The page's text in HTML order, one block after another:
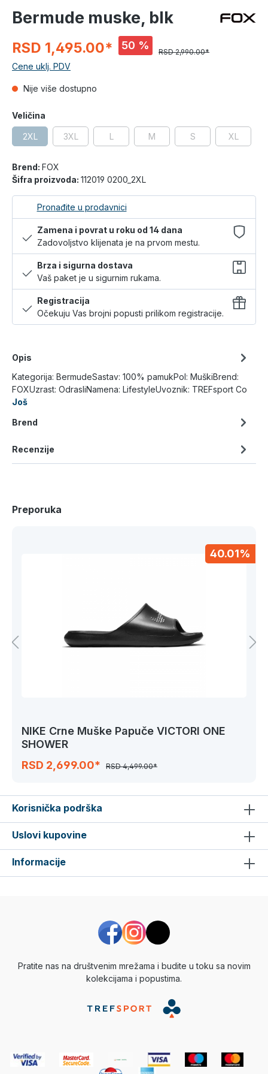
Bermude muske, blk
RSD 1,495.00* 50 %
RSD 2,990.00*
Cene uklj. PDV
Nije više dostupno
Veličina
2XL 3XL L M S XL
Brend: FOX
Šifra proizvoda: 112019 0200_2XL
Pronađite u prodavnici
Zamena i povrat u roku od 14 dana
Zadovoljstvo klijenata je na prvom mestu.
Brza i sigurna dostava
Vaš paket je u sigurnim rukama.
Registracija
Očekuju Vas brojni popusti prilikom registracije.
Opis
Kategorija: BermudeSastav: 100% pamukPol: MuškiBrend:
FOXUzrast: OdrasliNamena: LifestyleUvoznik: TREFsport Co
Još
Brend
Recenzije
Preporuka
40.01%
NIKE Crne Muške Papuče VICTORI ONE
SHOWER
RSD 2,699.00*
RSD 4,499.00*
Korisnička podrška
Uslovi kupovine
Informacije
Pratite nas na društvenim mrežama i budite u toku sa novim
kolekcijama i popustima.